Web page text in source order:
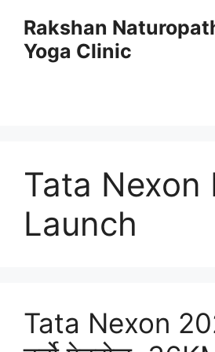
content
Rakshan
Yoga Clinic
Tata Nexon
Launch
Tata Nexon